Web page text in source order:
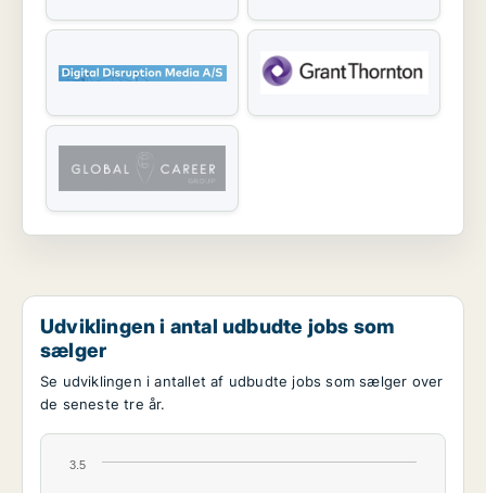
Udviklingen i antal udbudte jobs som
sælger
Se udviklingen i antallet af udbudte jobs som sælger over
de seneste tre år.
3.5